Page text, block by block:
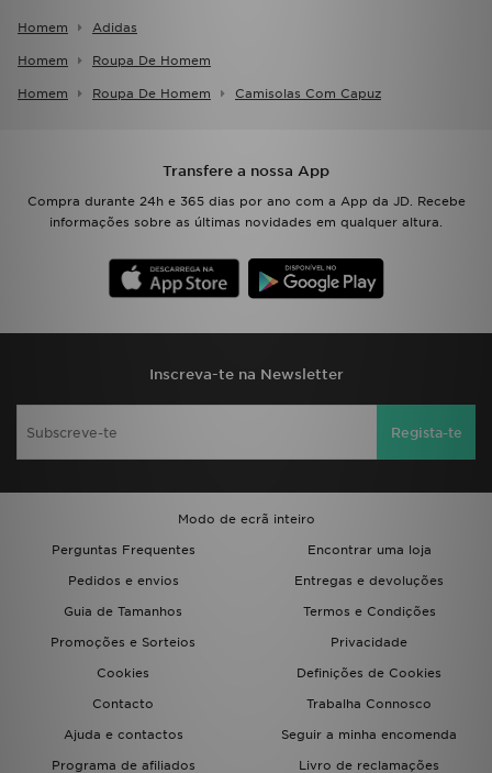
Homem Adidas
Homem Roupa De Homem
Homem Roupa De Homem Camisolas Com Capuz
Transfere a nossa App
Compra durante 24h e 365 dias por ano com a App da JD. Recebe
informações sobre as últimas novidades em qualquer altura.
Inscreva-te na Newsletter
Regista-te
Modo de ecrã inteiro
Perguntas Frequentes
Encontrar uma loja
Pedidos e envios
Entregas e devoluções
Guia de Tamanhos
Termos e Condições
Promoções e Sorteios
Privacidade
Cookies
Definições de Cookies
Contacto
Trabalha Connosco
Ajuda e contactos
Seguir a minha encomenda
Programa de afiliados
Livro de reclamações